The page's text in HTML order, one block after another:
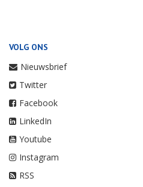
VOLG ONS
Nieuwsbrief
Twitter
Facebook
LinkedIn
Youtube
Instagram
RSS